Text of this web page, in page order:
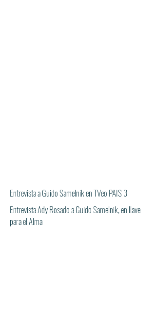
Entrevista a Guido Samelnik en TVeo PAIS 3
Entrevista Ady Rosado a Guido Samelnik, en llave
para el Alma